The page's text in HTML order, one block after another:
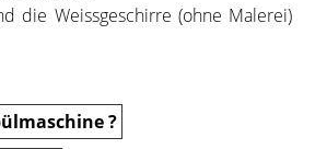
die Weissgeschirre (ohne Malerei)
?